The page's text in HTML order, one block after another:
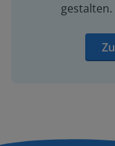
gestalten.